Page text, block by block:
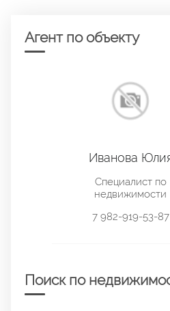
Агент по объекту
Иванова
Специалист по
недвижимости
7 982-919-53-87
Поиск по